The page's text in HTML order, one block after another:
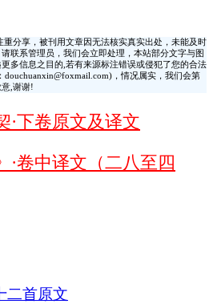
重分享，被刊用文章因无法核实真实出处，未能及时
联系管理员，我们会立即处理，本站部分文字与图
多信息之目的,若有来源标注错误或侵犯了您的合法
，情况属实，我们会第
,谢谢!
·下卷原文及译文
·卷中译文（二八至四
二首原文